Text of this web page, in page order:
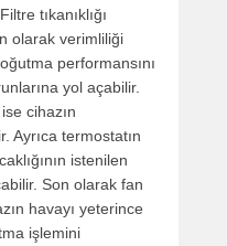
tıkanıklığı
olarak verimliliği
performansını
yol açabilir.
cihazın
Ayrıca termostatın
istenilen
Son olarak fan
havayı yeterince
işlemini